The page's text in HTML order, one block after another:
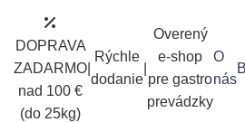
content
DOPRAVA
ZADARMO
nad 100 €
(do 25kg)
Rýchle
dodanie
Overený
e-shop
pre gastro
prevádzky
O
nás